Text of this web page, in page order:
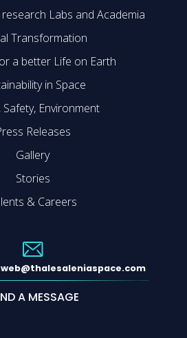
Labs and Academia
Transformation
a better Life on Earth
in Space
Safety, Environment
Releases
Gallery
Stories
& Careers
A MESSAGE